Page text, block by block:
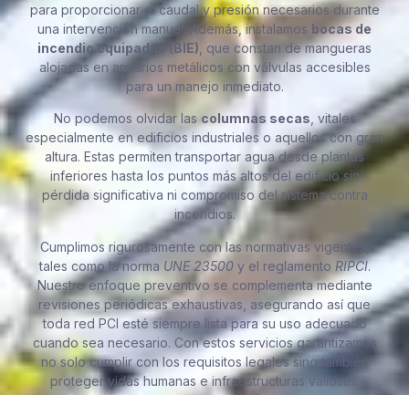
para proporcionar el caudal y presión necesarios durante
una intervención manual. Además, instalamos bocas de
incendio equipadas (BIE) , que constan de mangueras
alojadas en armarios metálicos con válvulas accesibles
para un manejo inmediato.
No podemos olvidar las columnas secas , vitales
especialmente en edificios industriales o aquellos con gran
altura. Estas permiten transportar agua desde plantas
inferiores hasta los puntos más altos del edificio sin
pérdida significativa ni compromiso del sistema contra
incendios.
Cumplimos rigurosamente con las normativas vigentes,
tales como la norma UNE 23500 y el reglamento RIPCI.
Nuestro enfoque preventivo se complementa mediante
revisiones periódicas exhaustivas, asegurando así que
toda red PCI esté siempre lista para su uso adecuado
cuando sea necesario. Con estos servicios garantizamos
no solo cumplir con los requisitos legales sino también
proteger vidas humanas e infraestructuras valiosas.